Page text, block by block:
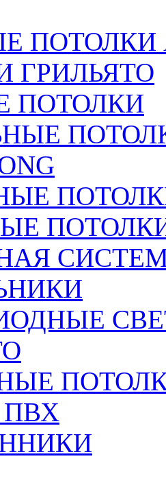
ПОТОЛКИ
ГРИЛЬЯТО
ПОТОЛКИ